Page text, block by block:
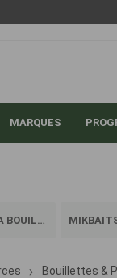
MARQUES
MIKBAITS
Bouillettes &